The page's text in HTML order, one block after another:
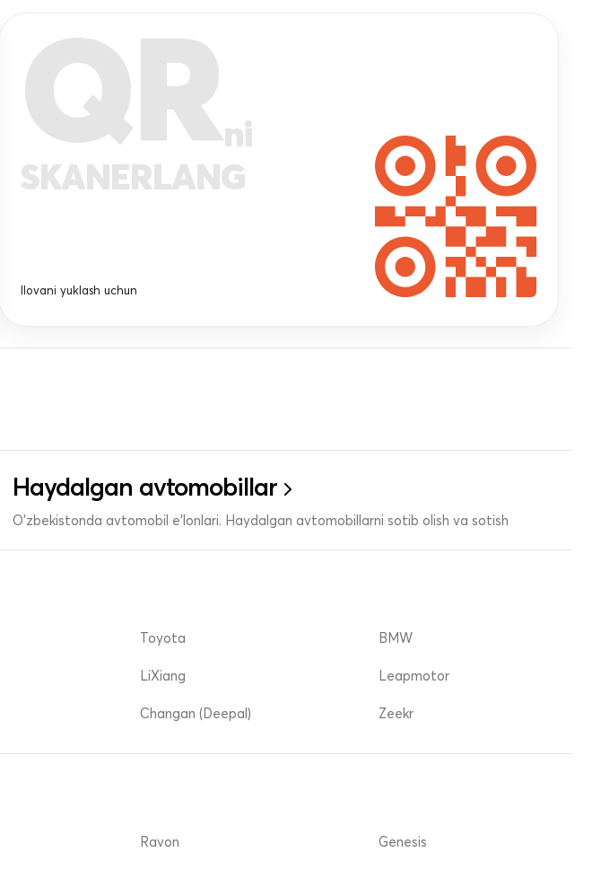
QRni
SKANERLANG
Ilovani yuklash uchun
Haydalgan avtomobillar
O'zbekistonda avtomobil e’lonlari. Haydalgan avtomobillarni sotib olish va sotish
Toyota
LiXiang
Changan (Deepal)
BMW
Leapmotor
Zeekr
Ravon Genesis